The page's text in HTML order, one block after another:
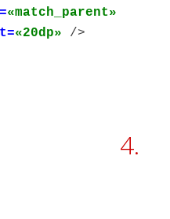
«match_parent»
«20dp» />
4.